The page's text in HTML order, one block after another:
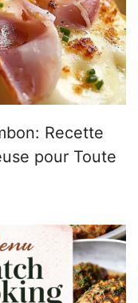
Recette
pour Toute